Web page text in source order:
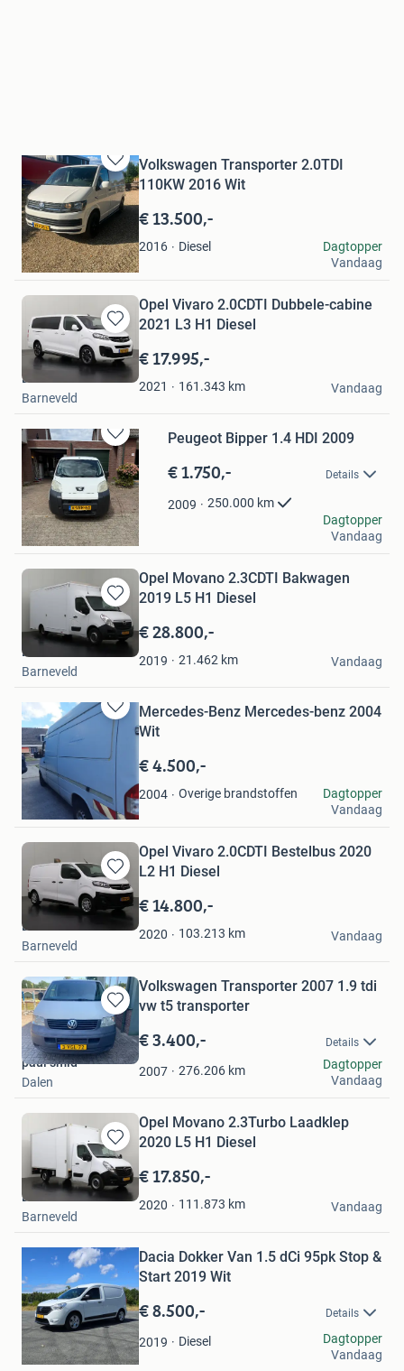
Bewaren
in
Mijn
Favorieten
Volkswagen Transporter 2.0TDI
110KW 2016 Wit
€ 13.500,-
2016 Diesel
Gerjanne
Stroe
Dagtopper
Vandaag
Bewaren
in
Mijn
Favorieten
Opel Vivaro 2.0CDTI Dubbele-cabine
2021 L3 H1 Diesel
€ 17.995,-
2021 161.343 km
Dutchvans.com
Barneveld
Vandaag
Bewaren
in
Mijn
Favorieten
Peugeot Bipper 1.4 HDI 2009
€ 1.750,- Details
2009 250.000 km
Bruno
Arnhem
Dagtopper
Vandaag
Bewaren
in
Mijn
Favorieten
Opel Movano 2.3CDTI Bakwagen
2019 L5 H1 Diesel
€ 28.800,-
2019 21.462 km
Dutchvans.com
Barneveld
Vandaag
Bewaren
Mijn
Favorieten
Mercedes-Benz Mercedes-benz 2004
Wit
€ 4.500,-
2004 Overige brandstoffen
dirk
Schraard
Dagtopper
Vandaag
Bewaren
in
Mijn
Favorieten
Opel Vivaro 2.0CDTI Bestelbus 2020
L2 H1 Diesel
€ 14.800,-
2020 103.213 km
Dutchvans.com
Barneveld
Vandaag
Bewaren
in
Mijn
Favorieten
Volkswagen Transporter 2007 1.9 tdi
vw t5 transporter
€ 3.400,- Details
2007 276.206 km
paul smid
Dalen
Dagtopper
Vandaag
Bewaren
in
Mijn
Favorieten
Opel Movano 2.3Turbo Laadklep
2020 L5 H1 Diesel
€ 17.850,-
2020 111.873 km
Dutchvans.com
Barneveld
Vandaag
in
Mijn
Favorieten
Dacia Dokker Van 1.5 dCi 95pk Stop &
Start 2019 Wit
€ 8.500,- Details
2019 Diesel
Jergus Jansen
Hillegom
Dagtopper
Vandaag